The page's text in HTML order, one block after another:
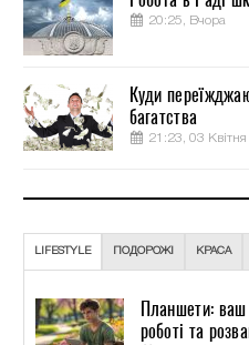
20:25, Вчора
Куди
багатства
21:23, 03 Квітня
LIFESTYLE ПОДОРОЖІ КРАСА
Планшети: ваш
роботі та